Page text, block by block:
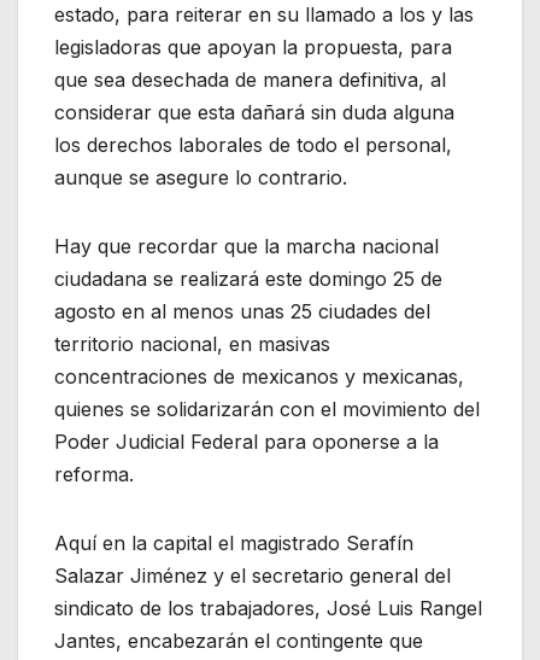
estado, para reiterar en su llamado a los y las
legisladoras que apoyan la propuesta, para
que sea desechada de manera definitiva, al
considerar que esta dañará sin duda alguna
los derechos laborales de todo el personal,
aunque se asegure lo contrario.
Hay que recordar que la marcha nacional
ciudadana se realizará este domingo 25 de
agosto en al menos unas 25 ciudades del
territorio nacional, en masivas
concentraciones de mexicanos y mexicanas,
quienes se solidarizarán con el movimiento del
Poder Judicial Federal para oponerse a la
reforma.
Aquí en la capital el magistrado Serafín
Salazar Jiménez y el secretario general del
sindicato de los trabajadores, José Luis Rangel
Jantes, encabezarán el contingente que